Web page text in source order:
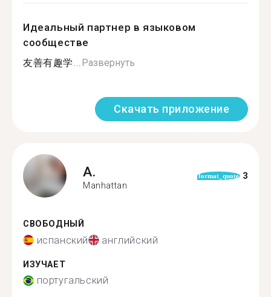
Идеальный партнер в языковом
сообществе
友善有趣学...Развернуть
Скачать приложение
A.
Manhattan
format_quote 3
СВОБОДНЫЙ
испанский английский
ИЗУЧАЕТ
португальский